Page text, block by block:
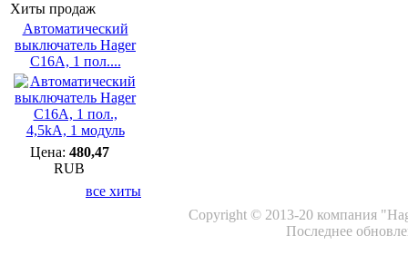
Хиты продаж
Автоматический
выключатель Hager
C16A, 1 пол....
Цена: 480,47
RUB
все хиты
Copyright © 2013-20 компания
Последнее